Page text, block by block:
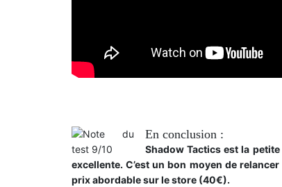
En conclusion :
Shadow Tactics est la
excellente. C’est un bon moyen de
prix abordable sur le store (40€).